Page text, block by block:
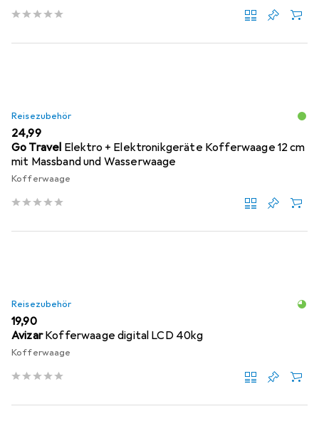
Reisezubehör
EUR
24,99
Go Travel Elektro + Elektronikgeräte Kofferwaage 12 cm
mit Massband und Wasserwaage
Kofferwaage
Reisezubehör
EUR
19,90
Avizar Kofferwaage digital LCD 40kg
Kofferwaage